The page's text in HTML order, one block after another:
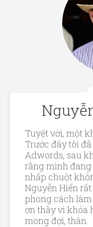
Tuyệt vời, một
Trước đây tôi
Adwords, sau
rằng mình
nhấp chuột
Nguyễn Hiển
phong cách
ơn thầy vì khóa
mong đợi, thân.